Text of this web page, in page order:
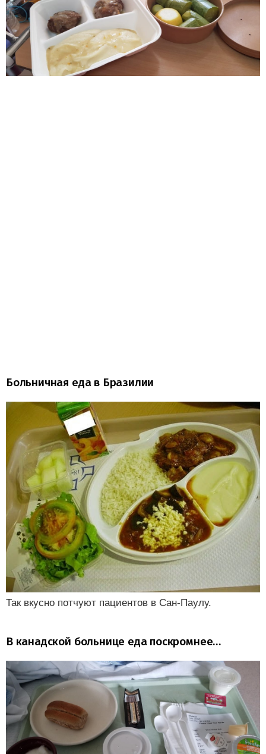
Больничная еда в Бразилии
Так вкусно потчуют пациентов в Сан-Паулу.
В канадской больнице еда поскромнее…